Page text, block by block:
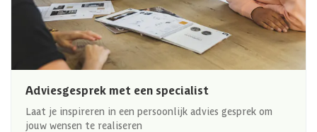
Adviesgesprek met een specialist
Laat je inspireren in een persoonlijk advies gesprek om
jouw wensen te realiseren